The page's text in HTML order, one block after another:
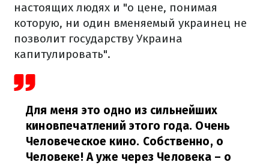
настоящих людях и "о цене, понимая
которую, ни один вменяемый украинец не
позволит государству Украина
капитулировать".
Для меня это одно из сильнейших
киновпечатлений этого года. Очень
Человеческое кино. Собственно, о
Человеке! А уже через Человека – о